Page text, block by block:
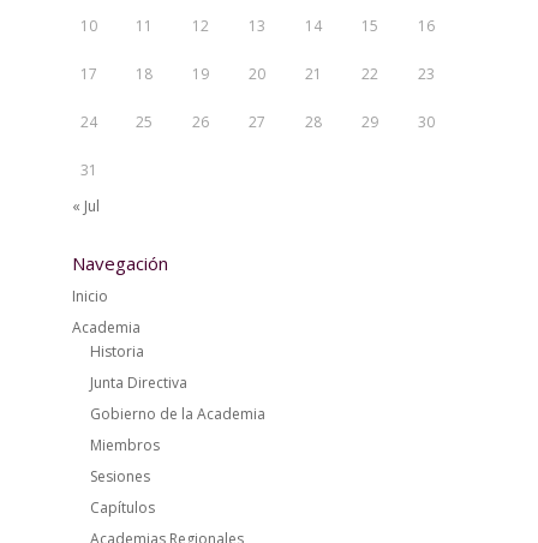
10 11 12 13 14 15 16
17 18 19 20 21 22 23
24 25 26 27 28 29 30
31
« Jul
Navegación
Inicio
Academia
Historia
Junta Directiva
Gobierno de la Academia
Miembros
Sesiones
Capítulos
Academias Regionales